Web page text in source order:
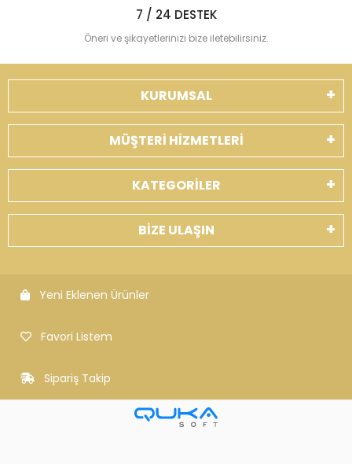
7 / 24 DESTEK
Öneri ve şikayetlerinizi bize iletebilirsiniz.
KURUMSAL
MÜŞTERİ HİZMETLERİ
KATEGORİLER
BİZE ULAŞIN
Yeni Eklenen Ürünler
Favori Listem
Sipariş Takip